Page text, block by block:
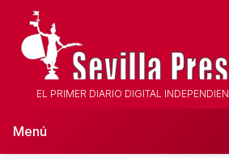
EL PRIMER DIARIO DIGITAL
Menú